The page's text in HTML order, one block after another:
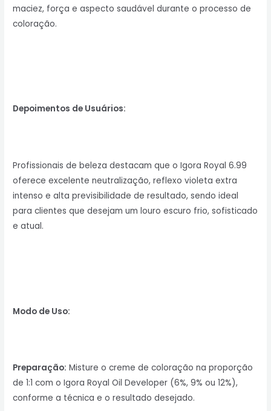
maciez, força e aspecto saudável durante o processo de
coloração.
Depoimentos de Usuários:
Profissionais de beleza destacam que o Igora Royal 6.99
oferece excelente neutralização, reflexo violeta extra
intenso e alta previsibilidade de resultado, sendo ideal
para clientes que desejam um louro escuro frio, sofisticado
e atual.
Modo de Uso:
Preparação: Misture o creme de coloração na proporção
de 1:1 com o Igora Royal Oil Developer (6%, 9% ou 12%),
conforme a técnica e o resultado desejado.